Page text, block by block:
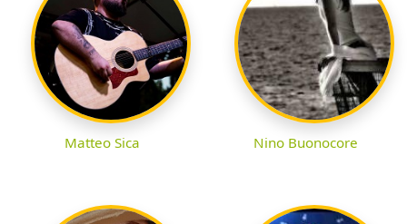
Matteo Sica Nino Buonocore